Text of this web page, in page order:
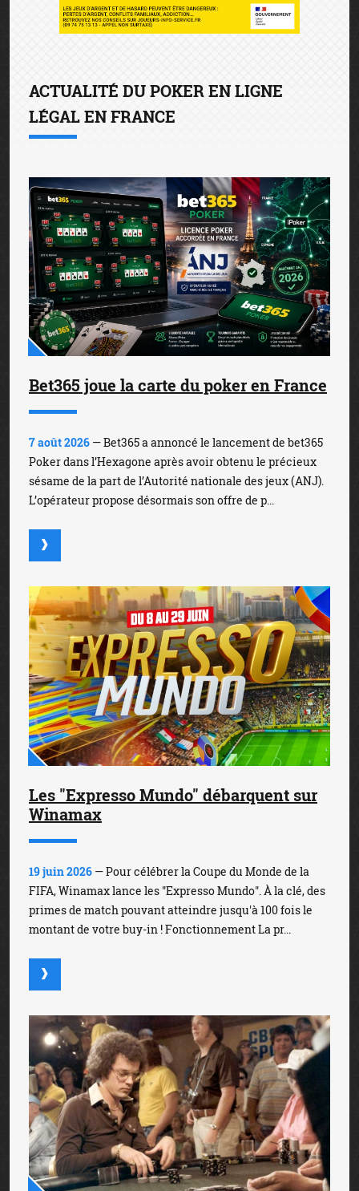
ACTUALITÉ DU POKER EN LIGNE
LÉGAL EN FRANCE
Bet365 joue la carte du poker en France
7 août 2026 — Bet365 a annoncé le lancement de bet365
Poker dans l’Hexagone après avoir obtenu le précieux
sésame de la part de l’Autorité nationale des jeux (ANJ).
L’opérateur propose désormais son offre de p...
Les "Expresso Mundo" débarquent sur
Winamax
19 juin 2026 — Pour célébrer la Coupe du Monde de la
FIFA, Winamax lance les "Expresso Mundo". À la clé, des
primes de match pouvant atteindre jusqu'à 100 fois le
montant de votre buy-in ! Fonctionnement La pr...